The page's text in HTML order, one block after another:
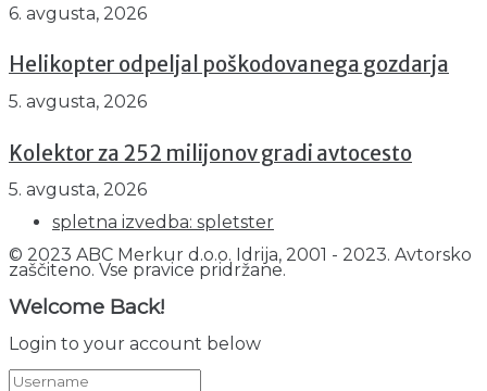
6. avgusta, 2026
Helikopter odpeljal poškodovanega gozdarja
5. avgusta, 2026
Kolektor za 252 milijonov gradi avtocesto
5. avgusta, 2026
spletna izvedba: spletster
© 2023 ABC Merkur d.o.o. Idrija, 2001 - 2023. Avtorsko
zaščiteno. Vse pravice pridržane.
Welcome Back!
Login to your account below